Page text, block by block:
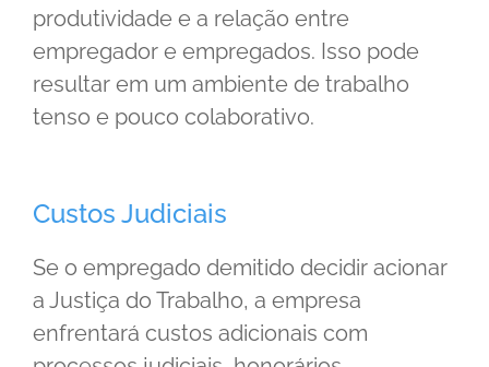
produtividade e a relação entre
empregador e empregados. Isso pode
resultar em um ambiente de trabalho
tenso e pouco colaborativo.
Custos Judiciais
Se o empregado demitido decidir acionar
a Justiça do Trabalho, a empresa
enfrentará custos adicionais com